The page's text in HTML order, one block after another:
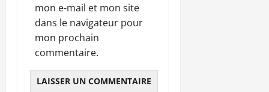
mon e-mail et mon site
dans le navigateur pour
mon prochain
commentaire.